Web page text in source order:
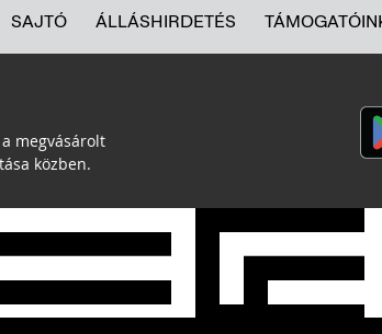
SAJTÓ ÁLLÁSHIRDETÉS
megvásárolt
közben.